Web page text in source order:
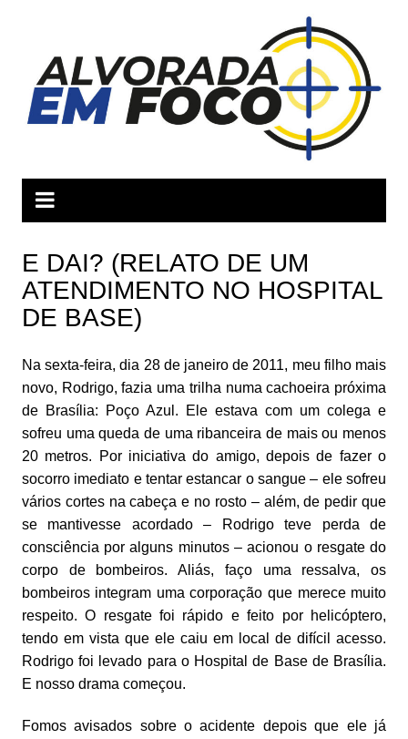
conteúdo
E DAI? (RELATO DE UM
ATENDIMENT​O NO HOSPITAL
DE BASE)
Na sexta-feira, dia 28 de janeiro de 2011, meu filho mais
novo, Rodrigo, fazia uma trilha numa cachoeira próxima
de Brasília: Poço Azul. Ele estava com um colega e
sofreu uma queda de uma ribanceira de mais ou menos
20 metros. Por iniciativa do amigo, depois de fazer o
socorro imediato e tentar estancar o sangue – ele sofreu
vários cortes na cabeça e no rosto – além, de pedir que
se mantivesse acordado – Rodrigo teve perda de
consciência por alguns minutos – acionou o resgate do
corpo de bombeiros. Aliás, faço uma ressalva, os
bombeiros integram uma corporação que merece muito
respeito. O resgate foi rápido e feito por helicóptero,
tendo em vista que ele caiu em local de difícil acesso.
Rodrigo foi levado para o Hospital de Base de Brasília.
E nosso drama começou.
Fomos avisados sobre o acidente depois que ele já